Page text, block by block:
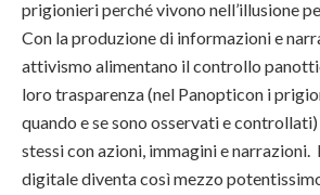
prigionieri perché vivono nell’illusione
Con la produzione di informazioni e
attivismo alimentano il controllo
loro trasparenza (nel Panopticon i
quando e se sono osservati e
stessi con azioni, immagini e narrazioni.
digitale diventa così mezzo